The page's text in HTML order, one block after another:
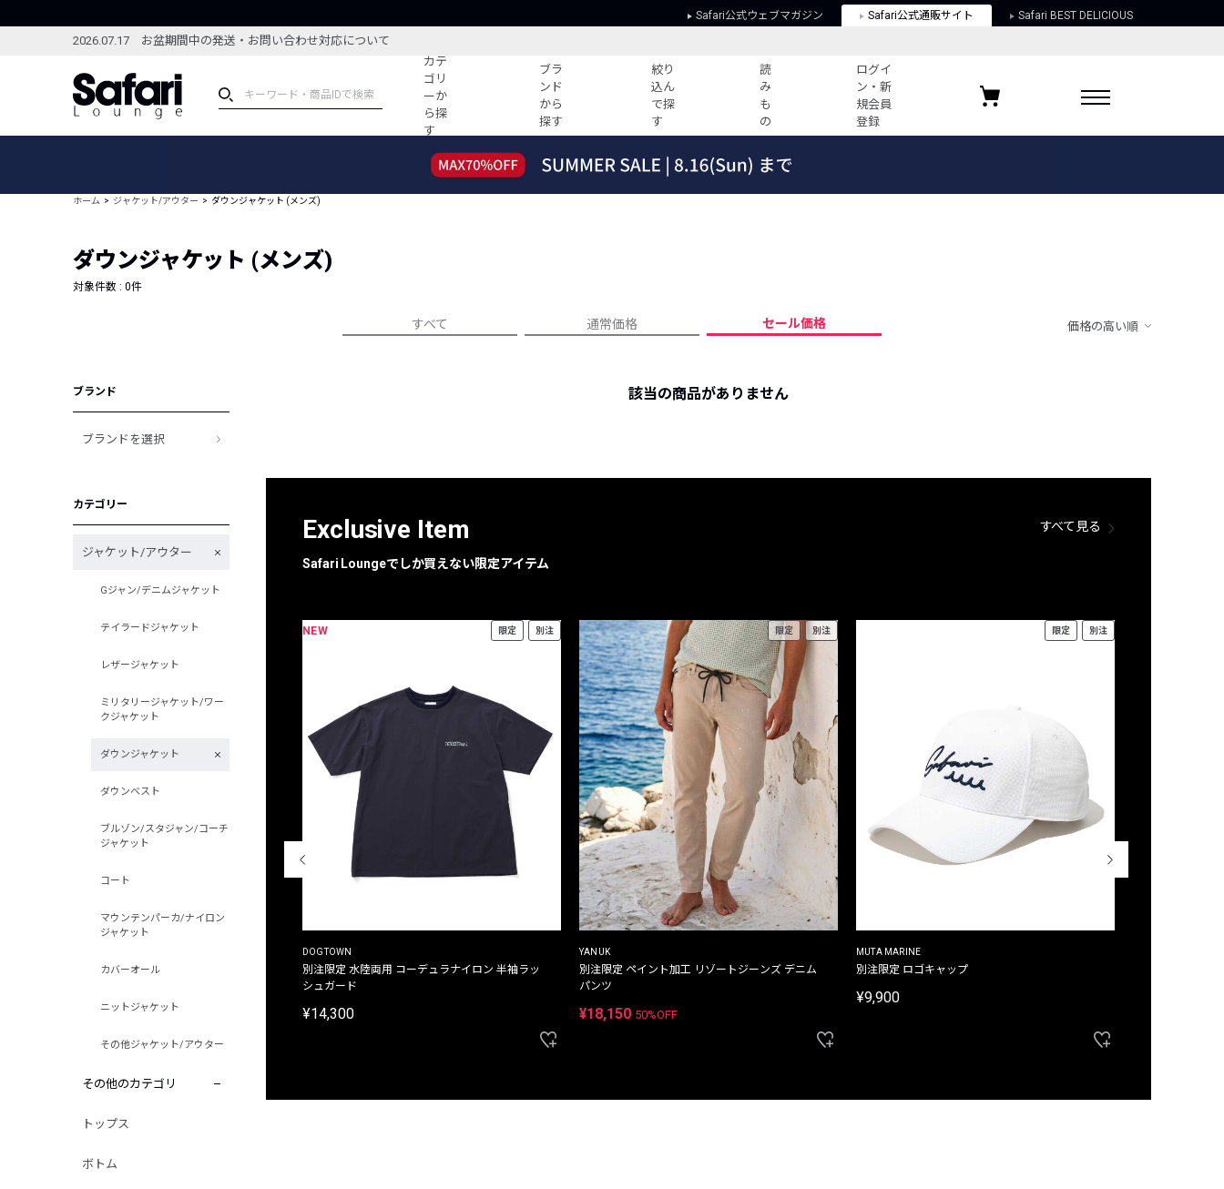
Safari公式ウェブマガジン Safari公式通販サイト Safari BEST DELICIOUS
2026.07.17 お盆期間中の発送・お問い合わせ対応について
カテ
ゴリ
ーか
ら探
す
ブラ
ンド
から
探す
絞り
込ん
で探
す
読
み
も
の
ログイ
ン・新
規会員
登録
ブランドから探す
新着アイテム
編集部のおすすめアイテム
特集記事
コーディネート
すべての記事
人気記事ランキング
フォーカスブランド
プライバシーポリシー
お気に入りブランド
ホーム ジャケット/アウター ダウンジャケット (メンズ)
ダウンジャケット (メンズ)
対象件数 : 0件
すべて 通常価格 セール価格 価格の高い順
ブランド
ブランドを選択
カテゴリー
ジャケット/アウター
Gジャン/デニムジャケット
テイラードジャケット
レザージャケット
ミリタリージャケット/ワー
クジャケット
ダウンジャケット
ダウンベスト
ブルゾン/スタジャン/コーチ
ジャケット
コート
マウンテンパーカ/ナイロン
ジャケット
カバーオール
ニットジャケット
その他ジャケット/アウター
その他のカテゴリ
トップス
ボトム
該当の商品がありません
Exclusive Item
Safari Loungeでしか買えない限定アイテム
すべて見る
別注限定 ピグメントダイ バックプリント サーフ
NEW 限定 別注
DOGTOWN
別注限定 水陸両用 コーデュラナイロン 半袖ラッ
シュガード
¥14,300
限定 別注
YANUK
別注限定 ペイント加工 リゾートジーンズ デニム
パンツ
¥18,150 50%OFF
限定 別注
MUTA MARINE
別注限定 ロゴキャップ
¥9,900